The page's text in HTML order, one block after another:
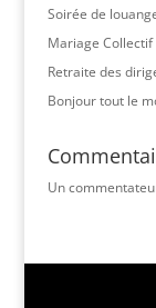
Soirée de
Mariage Collectif
Retraite des
Bonjour tout le
Un